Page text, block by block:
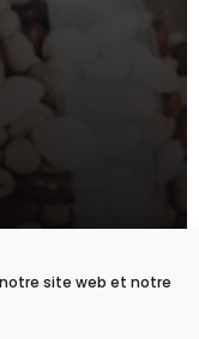
site web et notre
SOCIAUX